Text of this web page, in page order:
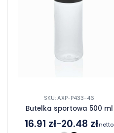
SKU: AXP-P433-46
Butelka sportowa 500 ml
16.91 zł–20.48 złnetto